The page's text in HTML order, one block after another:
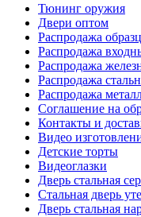
Тюнинг оружия
Двери оптом
Распродажа
Распродажа
Распродажа
Распродажа
Распродажа
Соглашение на
Контакты и
Видео
Детские торты
Видеоглазки
Дверь стальная
Стальная дверь
Дверь стальная